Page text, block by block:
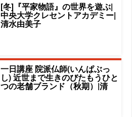
[冬]『平家物語』の世界を遊ぶ|
中央大学クレセントアカデミー|
清水由美子
一日講座 院派仏師(いんぱぶっ
し) 近世まで生きのびたもうひと
つの老舗ブランド（秋期）|清